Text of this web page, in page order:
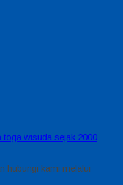
toga wisuda sejak 2000
hubungi kami melalui